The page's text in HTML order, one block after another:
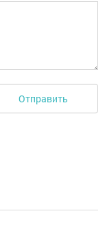
Отправить